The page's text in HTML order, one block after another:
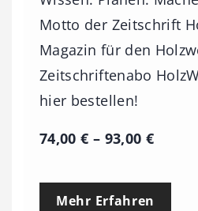
Motto der Zeitschrift
Magazin für den
Zeitschriftenabo
hier bestellen!
74,00€ – 93,00 €P
e
Mehr Erfahren